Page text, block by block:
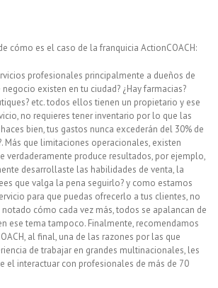
cómo es el caso de la franquicia ActionCOACH:
profesionales principalmente a dueños de
existen en tu ciudad? ¿Hay farmacias?
etc. todos ellos tienen un propietario y ese
no requieres tener inventario por lo que las
bien, tus gastos nunca excederán del 30% de
Más que limitaciones operacionales, existen
verdaderamente produce resultados, por ejemplo,
desarrollaste las habilidades de venta, la
que valga la pena seguirlo? y como estamos
para que puedas ofrecerlo a tus clientes, no
cómo cada vez más, todos se apalancan de
ese tema tampoco. Finalmente, recomendamos
al final, una de las razones por las que
de trabajar en grandes multinacionales, les
el interactuar con profesionales de más de 70